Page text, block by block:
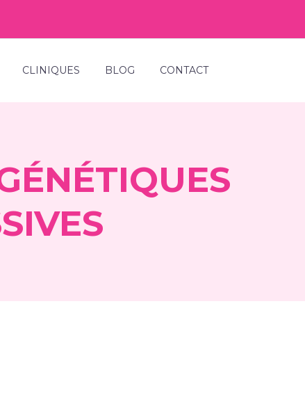
CLINIQUES BLOG CONTACT